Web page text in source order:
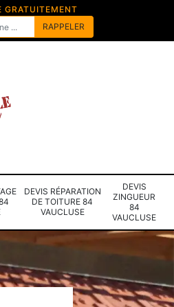
GRATUITEMENT
DEVIS RÉPARATION
DE TOITURE 84
VAUCLUSE
DEVIS
ZINGUEUR
84
VAUCLUSE